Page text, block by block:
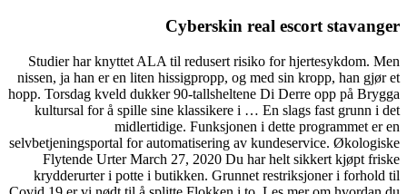
Cyberskin real escort stavanger
Studier har knyttet ALA til redusert risiko for hjertesykdom. Men
nissen, ja han er en liten hissigpropp, og med sin kropp, han gjør et
hopp. Torsdag kveld dukker 90-tallsheltene Di Derre opp på Brygga
kultursal for å spille sine klassikere i … En slags fast grunn i det
midlertidige. Funksjonen i dette programmet er en
selvbetjeningsportal for automatisering av kundeservice. Økologiske
Flytende Urter March 27, 2020 Du har helt sikkert kjøpt friske
krydderurter i potte i butikken. Grunnet restriksjoner i forhold til